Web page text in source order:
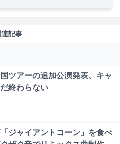
連記事
ツアーの追加公演発表、キャ
終わらない
ジャイアントコーン」を食べ